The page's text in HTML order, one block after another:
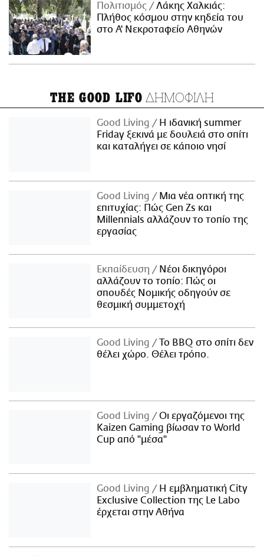
Πολιτισμός
Λάκης Χαλκιάς:
Πλήθος κόσμου στην κηδεία του
στο Α' Νεκροταφείο Αθηνών
THE GOOD LIFO ΔΗΜΟΦΙΛΗ
Good Living
Η ιδανική summer
Friday ξεκινά με δουλειά στο σπίτι
και καταλήγει σε κάποιο νησί
Good Living
Μια νέα οπτική της
επιτυχίας: Πώς Gen Zs και
Millennials αλλάζουν το τοπίο της
εργασίας
Εκπαίδευση
Νέοι δικηγόροι
αλλάζουν το τοπίο: Πώς οι
σπουδές Νομικής οδηγούν σε
θεσμική συμμετοχή
Good Living
Το BBQ στο σπίτι δεν
θέλει χώρο. Θέλει τρόπο.
Good Living
Οι εργαζόμενοι της
Kaizen Gaming βίωσαν το World
Cup από "μέσα"
Good Living
Η εμβληματική City
Exclusive Collection της Le Labo
έρχεται στην Αθήνα